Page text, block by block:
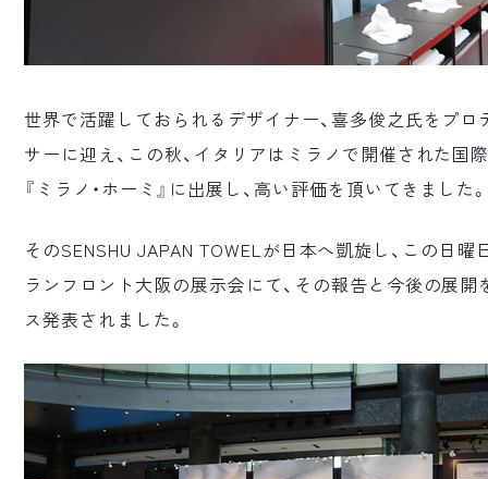
世界で活躍しておられるデザイナー、喜多俊之氏をプロ
サーに迎え、この秋、イタリアはミラノで開催された国
『ミラノ・ホーミ』に出展し、高い評価を頂いてきました
そのSENSHU JAPAN TOWELが日本へ凱旋し、この日曜
ランフロント大阪の展示会にて、その報告と今後の展開
ス発表されました。